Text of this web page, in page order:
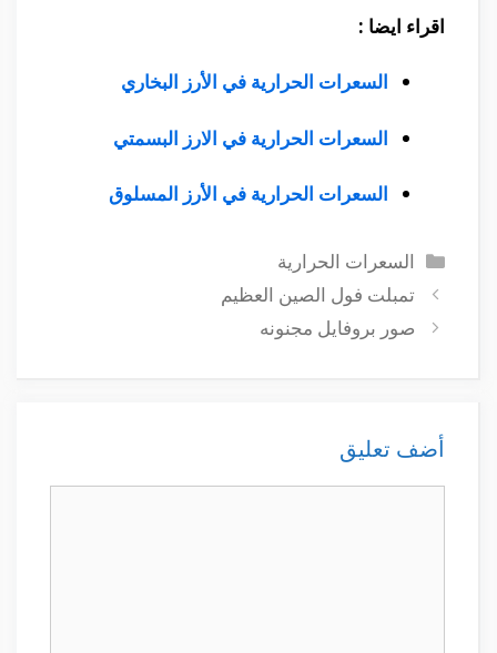
اقراء ايضا :
السعرات الحرارية في الأرز البخاري
السعرات الحرارية في الارز البسمتي
السعرات الحرارية في الأرز المسلوق
التصنيفات
السعرات الحرارية
تمبلت فول الصين العظيم
صور بروفايل مجنونه
أضف تعليق